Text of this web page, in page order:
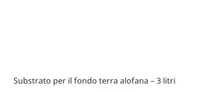
Substrato per il fondo terra alofana –3 litri